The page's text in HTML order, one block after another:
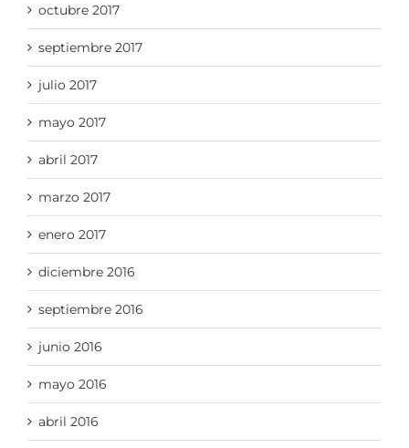
octubre 2017
septiembre 2017
julio 2017
mayo 2017
abril 2017
marzo 2017
enero 2017
diciembre 2016
septiembre 2016
junio 2016
mayo 2016
abril 2016